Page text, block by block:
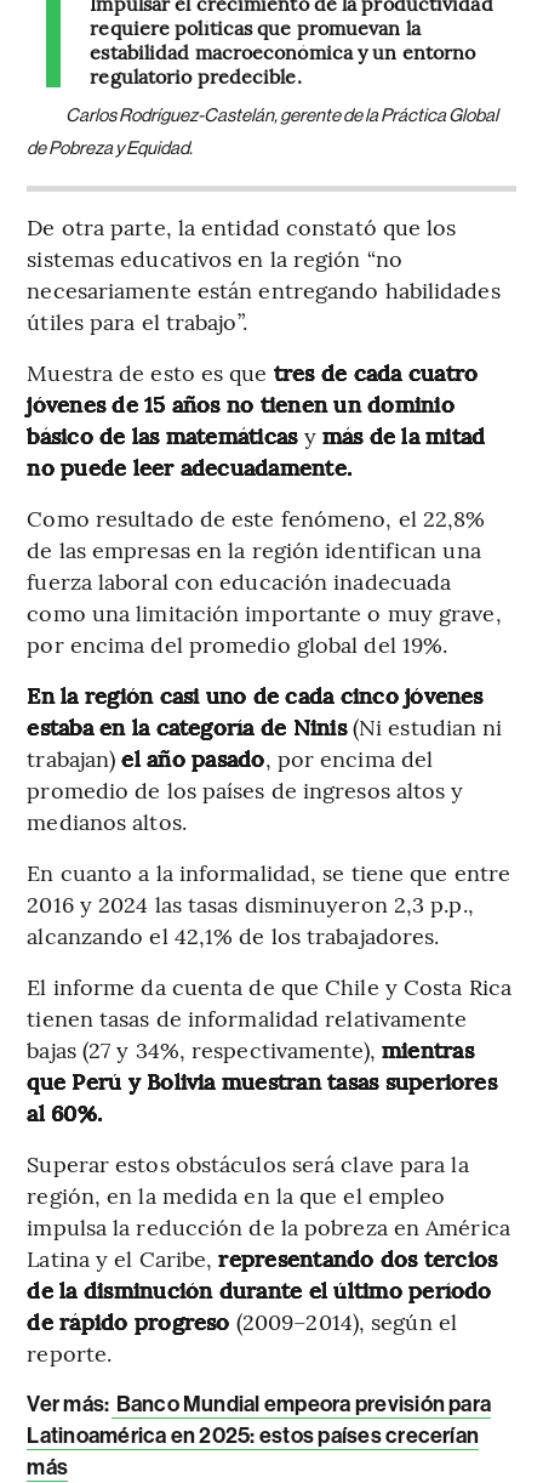
requiere políticas que promuevan la
estabilidad macroeconómica y un entorno
regulatorio predecible.
Carlos Rodríguez-Castelán, gerente de la Práctica Global
de Pobreza y Equidad.
De otra parte, la entidad constató que los
sistemas educativos en la región “no
necesariamente están entregando habilidades
útiles para el trabajo”.
Muestra de esto es que tres de cada cuatro
jóvenes de 15 años no tienen un dominio
básico de las matemáticasy más de la mitad
no puede leer adecuadamente.
Como resultado de este fenómeno, el 22,8%
de las empresas en la región identifican una
fuerza laboral con educación inadecuada
como una limitación importante o muy grave,
por encima del promedio global del 19%.
En la región casi uno de cada cinco jóvenes
estaba en la categoría de Ninis(Ni estudian ni
trabajan)el año pasado, por encima del
promedio de los países de ingresos altos y
medianos altos.
En cuanto a la informalidad, se tiene que entre
2016 y 2024 las tasas disminuyeron 2,3 p.p.,
alcanzando el 42,1% de los trabajadores.
El informe da cuenta de que Chile y Costa Rica
tienen tasas de informalidad relativamente
bajas (27 y 34%, respectivamente), mientras
que Perú y Bolivia muestran tasas superiores
al 60%.
Superar estos obstáculos será clave para la
región, en la medida en la que el empleo
impulsa la reducción de la pobreza en América
Latina y el Caribe,representando dos tercios
de la disminución durante el último período
de rápido progreso (2009–2014), según el
reporte.
Ver más: Banco Mundial empeora previsión para
Latinoamérica en 2025: estos países crecerían
más